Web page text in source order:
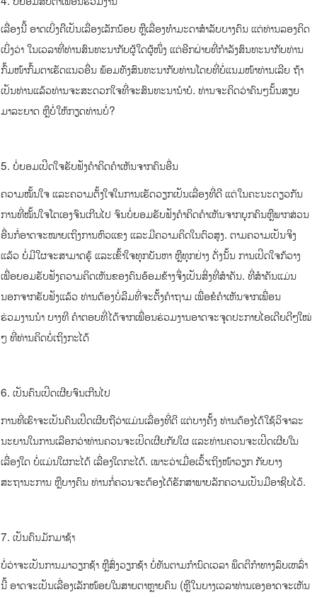
ເລື່ອງນີ້ ອາດເບິ່ງຄືເປັນເລື່ອງເລັກນ້ອຍ ຫຼືເລື່ອງທຳມະດາສຳລັບບາງຄົນ ແຕ່ທ່ານລອງຄິດ
ເບິ່ງວ່າ ໃນເວລາທີ່ທ່ານສົນທະນາກັບຜູ້ໃດຜູ້ໜຶ່ງ ແຕ່ອີກຝ່າຍທີ່ກຳລັງສົນທະນາກັບທ່ານ
ກົ້ມໜ້າກົ້ມຕາເຮັດແນວອື່ນ ພ້ອມທັງສົນທະນາກັບທ່ານໂດຍທີ່ບໍ່ແນມໜ້າທ່ານເລີຍ ຖ້າ
ເປັນທ່ານແລ້ວທ່ານຈະສະດວກໃຈທີ່ຈະສົນທະນານຳບໍ. ທ່ານຈະຄິດວ່າຄົນໆນັ້ນສຽຍ
ມາລະຍາດ ຫຼືບໍ່ໃຫ້ກຽດທ່ານບໍ່?
5. ບໍ່ຍອມເປີດໃຈຮັບຟັງຄຳຄິດຄຳເຫັນຈາກຄົນອື່ນ
ຄວາມໝັ້ນໃຈ ແລະຄວາມຕັ້ງໃຈໃນການເຮັດວຽກເປັນເລື່ອງທີ່ດີ ແຕ່ໃນຄະນະດຽວກັນ
ການທີ່ໝັ້ນໃຈໂຕເອງຈົນເກີນໄປ ຈົນບໍ່ຍອມຮັບຟັງຄຳຄິດຄຳເຫັນຈາກບຸກຄົນຫຼືພາກສ່ວນ
ອື່ນກໍ່ອາດຈະໝາຍເຖິງການຫົວແຂງ ແລະມີຄວາມຄິດໃນຕົວສູງ. ຕາມຄວາມເປັນຈິງ
ແລ້ວ ບໍ່ມີໃຜຈະສາມາດຮູ້ ແລະເຂົ້າໃຈທຸກບັນຫາ ຫຼືທຸກຢ່າງ ດັ່ງນັ້ນ ການເປີດໃຈກ້ວາງ
ເພື່ອຍອມຮັບຟັງຄວາມຄິດເຫັນຂອງຄົນອ້ອມຂ້າງຈຶ່ງເປັນສິ່ງທີ່ສຳຄັນ. ທີ່ສຳຄັນແມ່ນ
ນອກຈາກຮັບຟັງແລ້ວ ທ່ານຕ້ອງບໍ່ລືມທີ່ຈະຕັ້ງຄຳຖາມ ເພື່ອຂໍຄຳເຫັນຈາກເພື່ອນ
ຮ່ວມງານນຳ ບາງທີ ຄຳຕອບທີ່ໄດ້ຈາກເພື່ອນຮ່ວມງານອາດຈະຈຸດປະກາຍໄອເດີຍດີໆໃໝ່
ໆ ທີ່ທ່ານຄິດບໍ່ເຖິງກະໄດ້
6. ເປັນຄົນເປີດເຜີຍຈົນເກີນໄປ
ການທີ່ເຮົາຈະເປັນຄົນເປີດເຜີຍຖືວ່າແມ່ນເລື່ອງທີ່ດີ ແຕ່ບາງຄັ້ງ ທ່ານຕ້ອງໄດ້ໃຊ້ວິຈາລະ
ນະຍານໃນການເລືອກວ່າທ່ານຄວນຈະເປິດເຜີຍກັບໃຜ ແລະທ່ານຄວນຈະເປີດເຜີຍໃນ
ເລື່ອງໃດ ບໍ່ແມ່ນໃຜກະໄດ້ ເລື່ອງໃດກະໄດ້. ເພາະວ່າເມື່ອເວົ້າເຖິງໜ້າວຽກ ກັບບາງ
ສະຖານະການ ຫຼືບາງຄົນ ທ່ານກໍ່ຄວນຈະຕ້ອງໄດ້ຮັກສາພາບລັກຄວາມເປັນມືອາຊີບໄວ້.
7. ເປັນຄົນມັກມາຊ້າ
ບໍ່ວ່າຈະເປັນການມາວຽກຊ້າ ຫຼືສົ່ງວຽກຊ້າ ບໍ່ທັນຕາມກຳນົດເວລາ ພຶດຕິກຳທາງລົບເຫລົ່າ
ນີ້ ອາດຈະເປັນເລື່ອງເລັກໜ້ອຍໃນສາຍຕາຫຼາຍຄົນ (ຫຼືໃນບາງເວລາທ່ານເອງອາດຈະເຫັນ